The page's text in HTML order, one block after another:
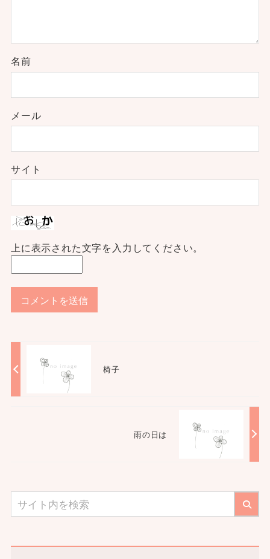
名前
メール
サイト
上に表示された文字を入力してください。
椅子
雨の日は